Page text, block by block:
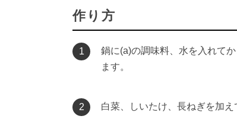
作り方
1
鍋に(a)の調味料、水を入れて
ます。
2 白菜、しいたけ、長ねぎを加え